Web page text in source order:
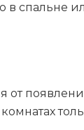
в спальне
от